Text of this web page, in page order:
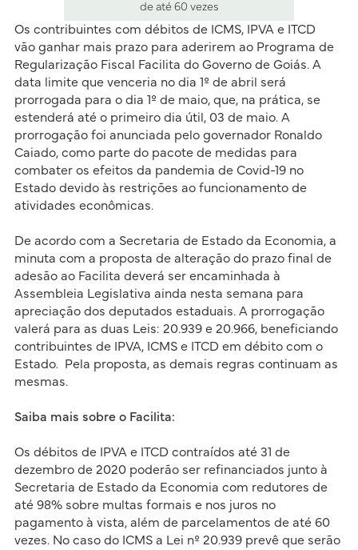
de até 60 vezes
Os contribuintes com débitos de ICMS, IPVA e ITCD
vão ganhar mais prazo para aderirem ao Programa de
Regularização Fiscal Facilita do Governo de Goiás. A
data limite que venceria no dia 1º de abril será
prorrogada para o dia 1º de maio, que, na prática, se
estenderá até o primeiro dia útil, 03 de maio. A
prorrogação foi anunciada pelo governador Ronaldo
Caiado, como parte do pacote de medidas para
combater os efeitos da pandemia de Covid-19 no
Estado devido às restrições ao funcionamento de
atividades econômicas.
De acordo com a Secretaria de Estado da Economia, a
minuta com a proposta de alteração do prazo final de
adesão ao Facilita deverá ser encaminhada à
Assembleia Legislativa ainda nesta semana para
apreciação dos deputados estaduais. A prorrogação
valerá para as duas Leis: 20.939 e 20.966, beneficiando
contribuintes de IPVA, ICMS e ITCD em débito com o
Estado. Pela proposta, as demais regras continuam as
mesmas.
Saiba mais sobre o Facilita:
Os débitos de IPVA e ITCD contraídos até 31 de
dezembro de 2020 poderão ser refinanciados junto à
Secretaria de Estado da Economia com redutores de
até 98% sobre multas formais e nos juros no
pagamento à vista, além de parcelamentos de até 60
vezes. No caso do ICMS a Lei nº 20.939 prevê que serão